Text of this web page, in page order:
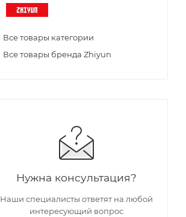
Все товары категории
Все товары бренда Zhiyun
Нужна консультация?
Наши специалисты ответят на любой
интересующий вопрос